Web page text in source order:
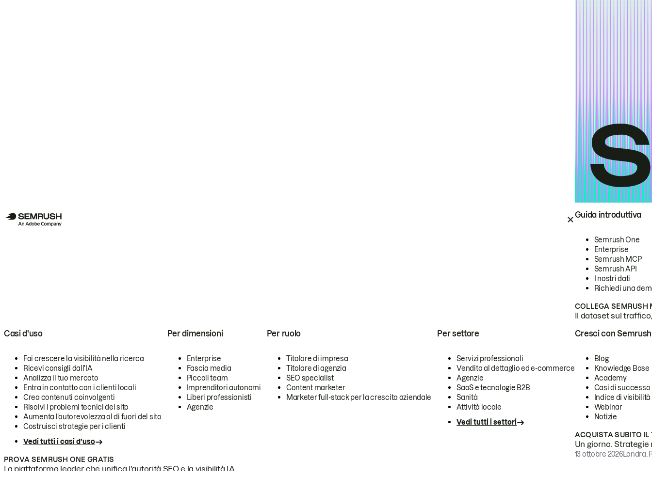
Guida introduttiva
Semrush One
Enterprise
Semrush MCP
Semrush API
I nostri dati
Richiedi una
COLLEGA SEMRUSH
Il dataset sul
Casi d'uso
Fai crescere la visibilità nella ricerca
Ricevi consigli dall'IA
Analizza il tuo mercato
Entra in contatto con i clienti locali
Crea contenuti coinvolgenti
Risolvi i problemi tecnici del sito
Aumenta l'autorevolezza al di fuori del sito
Costruisci strategie per i clienti
Vedi tutti i casi d'uso
Per dimensioni
Enterprise
Fascia media
Piccoli team
Imprenditori autonomi
Liberi professionisti
Agenzie
Per ruolo
Titolare di impresa
Titolare di agenzia
SEO specialist
Content marketer
Marketer full-stack per la crescita aziendale
Per settore
Servizi professionali
Vendita al dettaglio ed e-commerce
Agenzie
SaaS e tecnologie B2B
Sanità
Attività locale
Vedi tutti i settori
PROVA SEMRUSH ONE GRATIS
La piattaforma leader che unifica l'autorità SEO e la visibilità IA.
Cresci con Semrush
Blog
Knowledge Base
Academy
Casi di successo
Indice di visibilità
Webinar
Notizie
ACQUISTA SUBITO IL
Un giorno.
13 ottobre 2026Londra,